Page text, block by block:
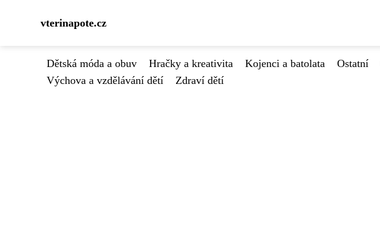
vterinapote.cz
Dětská móda a obuv Hračky a kreativita Kojenci a batolata Ostatní
Výchova a vzdělávání dětí
Zdraví dětí